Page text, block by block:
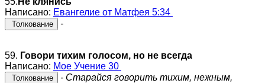
Написано: Евангелие от Матфея 5:34
Толкование -
59. Говори тихим голосом, но не всегда
Написано: Мое Учение 30
Толкование
- Старайся говорить тихим, нежным,